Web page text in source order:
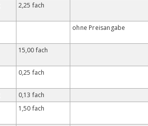
2,25 fach
ohne Preisangabe
15,00 fach
0,25 fach
0,13 fach
1,50 fach